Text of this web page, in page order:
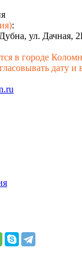
:
ул. Дачная,
в городе
дату и